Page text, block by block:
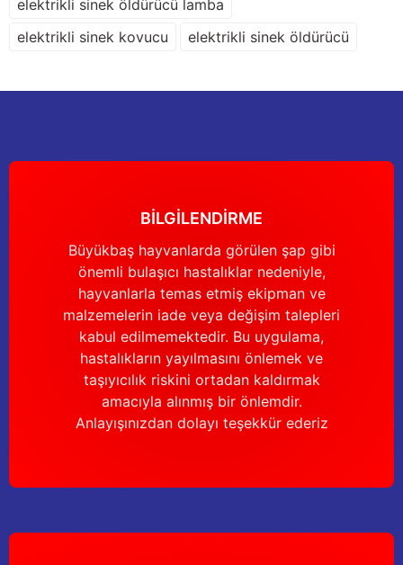
elektrikli sinek öldürücü lamba
elektrikli sinek kovucu
elektrikli sinek öldürücü
BİLGİLENDİRME
Büyükbaş hayvanlarda görülen şap gibi
önemli bulaşıcı hastalıklar nedeniyle,
hayvanlarla temas etmiş ekipman ve
malzemelerin iade veya değişim talepleri
kabul edilmemektedir. Bu uygulama,
hastalıkların yayılmasını önlemek ve
taşıyıcılık riskini ortadan kaldırmak
amacıyla alınmış bir önlemdir.
Anlayışınızdan dolayı teşekkür ederiz